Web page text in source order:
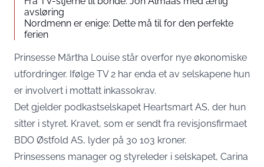
avsløring
Nordmenn er enige: Dette må til for den perfekte
ferien
Prinsesse Märtha Louise står overfor nye økonomiske
utfordringer. Ifølge TV 2 har enda et av selskapene hun
er involvert i mottatt inkassokrav.
Det gjelder podkastselskapet Heartsmart AS, der hun
sitter i styret. Kravet, som er sendt fra revisjonsfirmaet
BDO Østfold AS, lyder på 30 103 kroner.
Prinsessens manager og styreleder i selskapet, Carina